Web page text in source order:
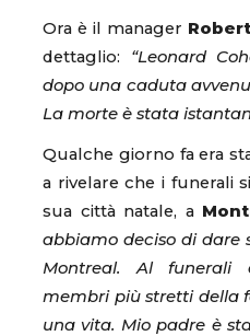
Ora è il manager
dettaglio: “Leonard
dopo una caduta
La morte è stata
Qualche giorno fa era
a rivelare che i funerali
sua città natale, a
abbiamo deciso di dare
Montreal. Al funerali
membri più stretti della
una vita. Mio padre è